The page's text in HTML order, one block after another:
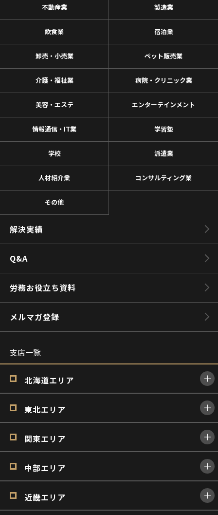
不動産業 製造業
飲食業 宿泊業
卸売・小売業 ペット販売業
介護・福祉業 病院・クリニック業
美容・エステ エンターテインメント
情報通信・IT業 学習塾
学校 派遣業
人材紹介業 コンサルティング業
その他
解決実績
Q&A
労務お役立ち資料
メルマガ登録
支店一覧
北海道エリア
東北エリア
関東エリア
中部エリア
近畿エリア